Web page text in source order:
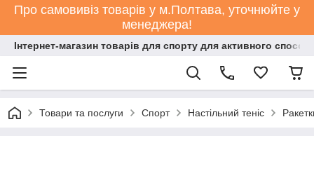
Про самовивіз товарів у м.Полтава, уточнюйте у
менеджера!
Інтернет-магазин товарів для спорту для активного
Товари та послуги Спорт Настільний теніс